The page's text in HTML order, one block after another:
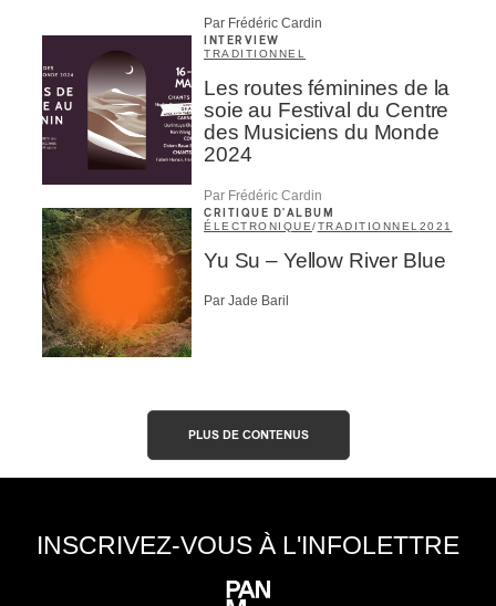
Par Frédéric Cardin
INTERVIEW
TRADITIONNEL
Les routes féminines de la
soie au Festival du Centre
des Musiciens du Monde
2024
Par Frédéric Cardin
CRITIQUE D'ALBUM
ÉLECTRONIQUE/TRADITIONNEL 2021
Yu Su – Yellow River Blue
Par Jade Baril
PLUS DE CONTENUS
INSCRIVEZ-VOUS À L'INFOLETTRE